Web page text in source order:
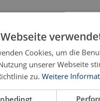
Cookies, um die
unserer Webseite
zu. Weitere